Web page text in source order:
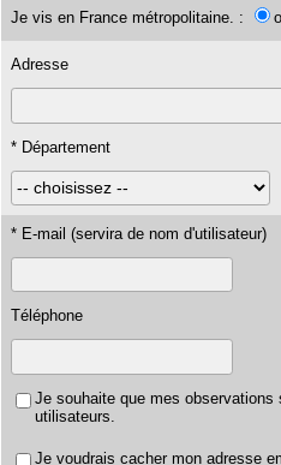
Je vis en France métropolitaine. :
Adresse
* Département
* E-mail (servira de nom d'utilisateur)
Téléphone
Je souhaite que mes
utilisateurs.
Je voudrais cacher mon adresse